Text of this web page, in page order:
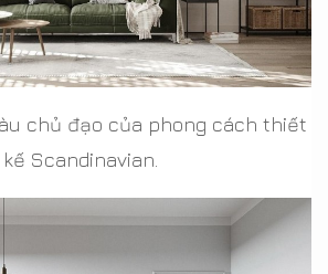
chủ đạo của phong cách thiết
kế Scandinavian.